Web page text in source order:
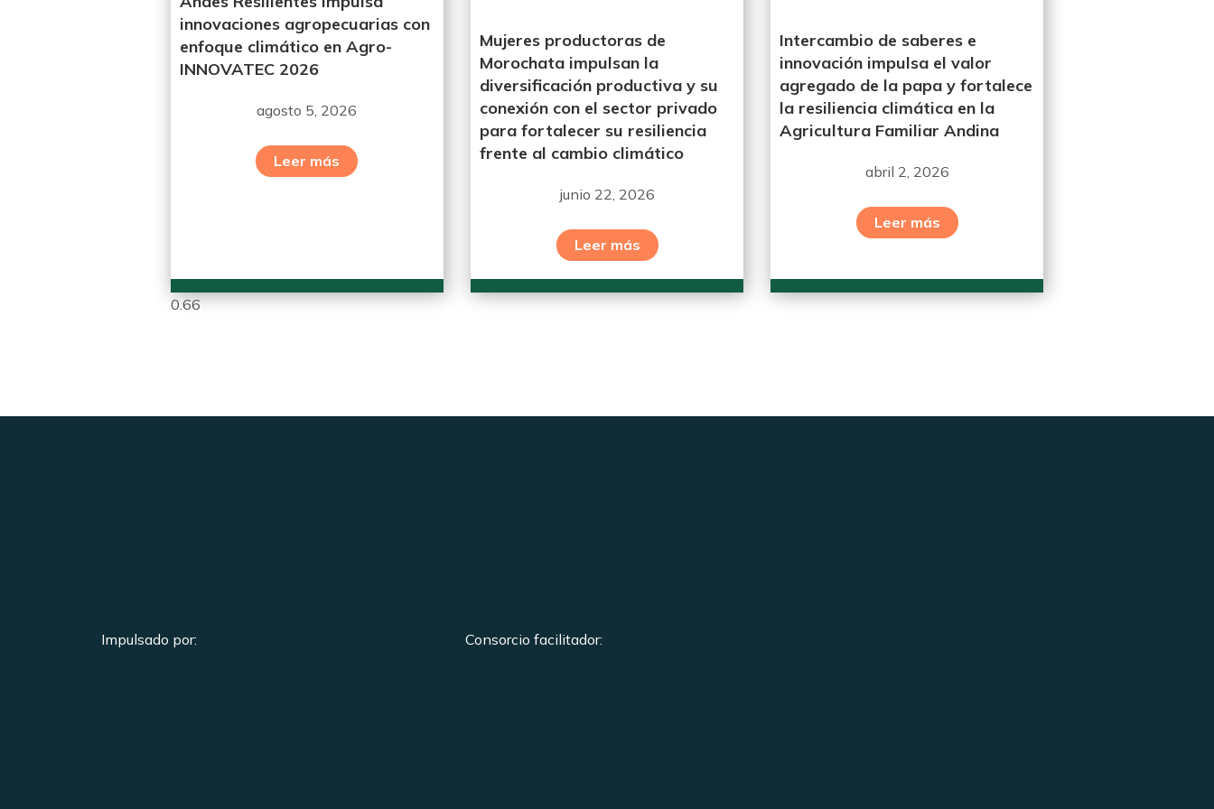
innovaciones agropecuarias con
enfoque climático en Agro-
INNOVATEC 2026
agosto 5, 2026
Leer más
Mujeres productoras de
Morochata impulsan la
diversificación productiva y su
conexión con el sector privado
para fortalecer su resiliencia
frente al cambio climático
junio 22, 2026
Leer más
Intercambio de saberes e
innovación impulsa el valor
agregado de la papa y fortalece
la resiliencia climática en la
Agricultura Familiar Andina
abril 2, 2026
Leer más
Impulsado por: Consorcio facilitador: